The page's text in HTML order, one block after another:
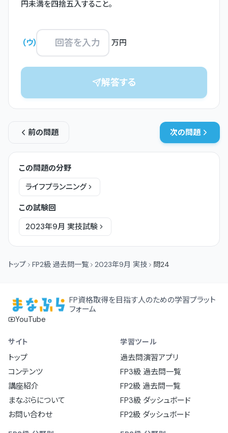
円未満を四捨五入すること。
(ウ) 万円
解答する
前の問題 次の問題
この問題の分野
ライフプランニング
この試験回
2023年9月 実技試験
トップ FP2級 過去問一覧 2023年9月 実技 問24
FP資格取得を目指す人のための学習プラット
フォーム
YouTube
サイト
トップ
コンテンツ
講座紹介
まなぷらについて
お問い合わせ
学習ツール
過去問演習アプリ
FP3級 過去問一覧
FP2級 過去問一覧
FP3級 ダッシュボード
FP2級 ダッシュボード